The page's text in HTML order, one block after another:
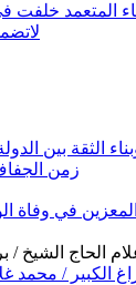
المتعمد خلفت
الثقة بين
زمن
في وفاة
الكبير / محمد